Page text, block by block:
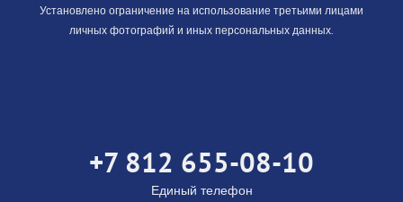
Установлено ограничение на использование третьими лицами
личных фотографий и иных персональных данных.
+7 812 655-08-10
Единый телефон